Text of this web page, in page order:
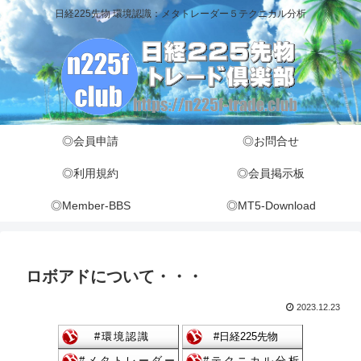
日経225先物 環境認識：メタトレーダー５テクニカル分析
◎会員申請 ◎お問合せ
◎利用規約 ◎会員掲示板
◎Member-BBS ◎MT5-Download
ロボアドについて・・・
2023.12.23